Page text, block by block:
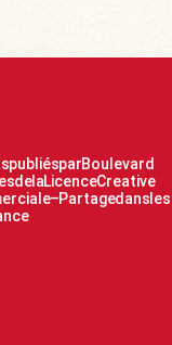
publiés par Boulevard
de la Licence Creative
– Partage dans les